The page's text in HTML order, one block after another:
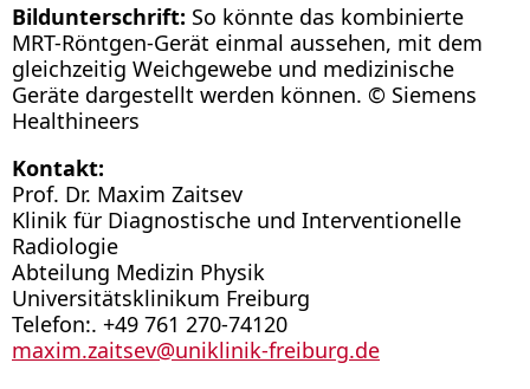
Bildunterschrift: So könnte das kombinierte
MRT-Röntgen-Gerät einmal aussehen, mit dem
gleichzeitig Weichgewebe und medizinische
Geräte dargestellt werden können. © Siemens
Healthineers
Kontakt:
Prof. Dr. Maxim Zaitsev
Klinik für Diagnostische und Interventionelle
Radiologie
Abteilung Medizin Physik
Universitätsklinikum Freiburg
Telefon:. +49 761 270-74120
maxim.zaitsev@uniklinik-freiburg.de